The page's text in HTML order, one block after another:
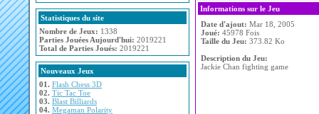
Statistiques du site
Nombre de Jeux: 1338
Parties Jouées Aujourd'hui: 2019221
Total de Parties Joués: 2019221
Nouveaux Jeux
01. Flash Chess 3D
02. Tic Tac Toe
03. Blast Billiards
04. Megaman Polarity
Informations sur le Jeu
Date d'ajout: Mar 18, 2005
Joué: 45978 Fois
Taille du Jeu: 373.82 Ko
Description du Jeu:
Jackie Chan fighting game